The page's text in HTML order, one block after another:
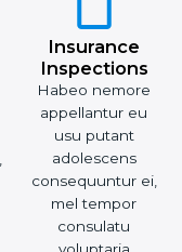
Insurance
Inspections
Habeo nemore
appellantur eu
usu putant
adolescens
consequuntur ei,
mel tempor
consulatu
voluptaria